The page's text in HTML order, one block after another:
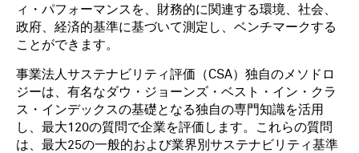
ィ・パフォーマンスを、財務的に関連する環境、社会、
政府、経済的基準に基づいて測定し、ベンチマークする
ことができます。
事業法人サステナビリティ評価（CSA）独自のメソドロ
ジーは、有名なダウ・ジョーンズ・ベスト・イン・クラ
ス・インデックスの基礎となる独自の専門知識を活用
し、最大120の質問で企業を評価します。これらの質問
は、最大25の一般的および業界別サステナビリティ基準